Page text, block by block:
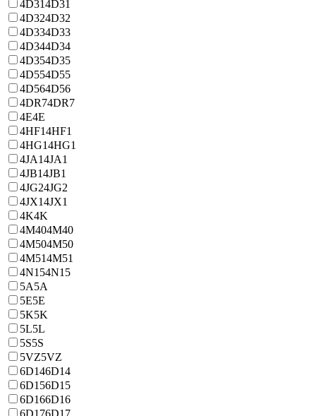
4D31 4D31
4D324D32
4D334D33
4D344D34
4D354D35
4D554D55
4D564D56
4DR74DR7
4E4E
4HF14HF1
4HG14HG1
4JA14JA1
4JB14JB1
4JG24JG2
4JX14JX1
4K4K
4M404M40
4M504M50
4M514M51
4N154N15
5A5A
5E5E
5K5K
5L5L
5S5S
5VZ5VZ
6D146D14
6D156D15
6D166D16
6D176D17